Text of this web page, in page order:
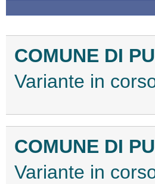
COMUNE DI
Variante in
COMUNE DI
Variante in